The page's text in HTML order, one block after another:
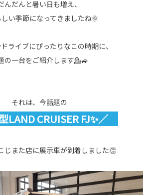
んだんと暑い日も増え、
い季節になってきましたね🌞
ライブにぴったりなこの時期に、
の一台をご紹介します💁🚙
それは、今話題の
LAND CRUISER FJ✨／
じまた店に展示車が到着しました👏